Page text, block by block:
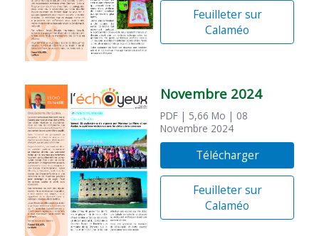
Feuilleter sur
Calaméo
Novembre 2024
PDF | 5,66 Mo | 08
Novembre 2024
Télécharger
Feuilleter sur
Calaméo